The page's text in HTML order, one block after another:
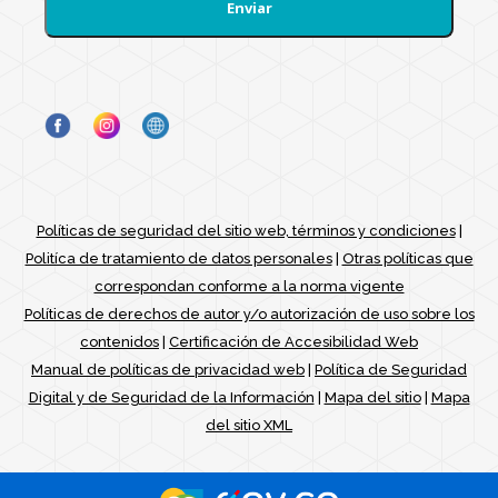
Políticas de seguridad del sitio web, términos y condiciones|
Politíca de tratamiento de datos personales| Otras políticas que
correspondan conforme a la norma vigente
Políticas de derechos de autor y/o autorización de uso sobre los
contenidos Certificación de Accesibilidad Web
Manual de políticas de privacidad web Política de Seguridad
Digital y de Seguridad de la Información
Mapa del sitio| Mapa
del sitio XML